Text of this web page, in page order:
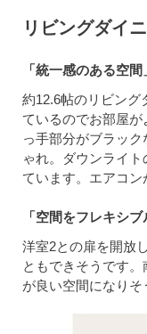
リビングダイ
「統一感のある空間
約12.6帖のリビング
ているのでお部屋
っ手部分がブラッ
ゃれ。ダウンライ
ています。エアコン
「空間をフレキシブ
洋室2との扉を開放
ともできそうです
が良い空間になりそ